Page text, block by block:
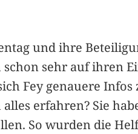
und ihre
sehr auf ihren
Fey genauere
erfahren? Sie
So wurden die